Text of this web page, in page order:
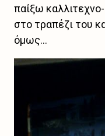
παίξω
στο τραπέζι του
όμως...